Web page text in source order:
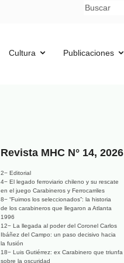
Cultura Publicaciones
Revista MHC N° 14, 2026
2− Editorial
4− El legado ferroviario chileno y su rescate
en el juego Carabineros y Ferrocarriles
8− “Fuimos los seleccionados”: la historia
de los carabineros que llegaron a Atlanta
1996
12− La llegada al poder del Coronel Carlos
Ibáñez del Campo: un paso decisivo hacia
la fusión
18− Luis Gutiérrez: ex Carabinero que triunfa
sobre la oscuridad